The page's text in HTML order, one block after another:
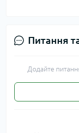
Питання
Додайте